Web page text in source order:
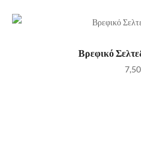
ΠΡΟΣΘΉΚΗ
Βρεφικό
7,50